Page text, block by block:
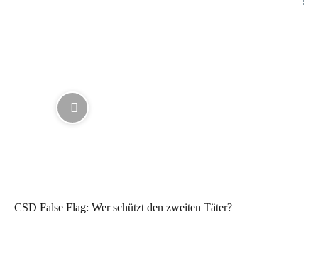
CSD False Flag: Wer schützt den zweiten Täter?